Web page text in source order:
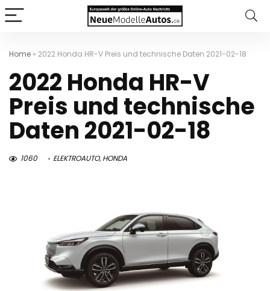
Home » 2022 Honda HR-V Preis und technische Daten 2021-02-18
2022 Honda HR-V
Preis und technische
Daten 2021-02-18
1060 ELEKTROAUTO,HONDA